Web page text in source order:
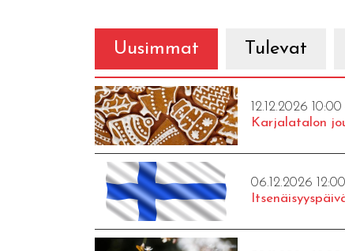
Uusimmat Tulevat
12.12.2026
Karjalatalon
06.12.2026